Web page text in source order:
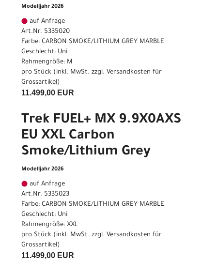
Modelljahr 2026
auf Anfrage
Art.Nr. 5335020
Farbe: CARBON SMOKE/LITHIUM GREY MARBLE
Geschlecht: Uni
Rahmengröße: M
pro Stück (inkl. MwSt. zzgl. Versandkosten für
Grossartikel)
11.499,00 EUR
Trek FUEL+ MX 9.9X0AXS
EU XXL Carbon
Smoke/Lithium Grey
Modelljahr 2026
auf Anfrage
Art.Nr. 5335023
Farbe: CARBON SMOKE/LITHIUM GREY MARBLE
Geschlecht: Uni
Rahmengröße: XXL
pro Stück (inkl. MwSt. zzgl. Versandkosten für
Grossartikel)
11.499,00 EUR